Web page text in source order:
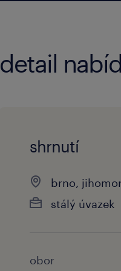
detail
shrnutí
brno,
stálý úvazek
obor